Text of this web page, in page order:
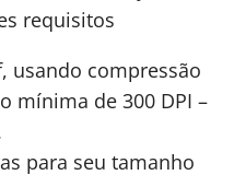
requisitos
usando compressão
mínima de 300 DPI –
para seu tamanho